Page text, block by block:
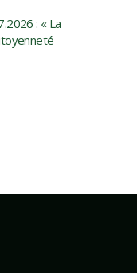
: « La